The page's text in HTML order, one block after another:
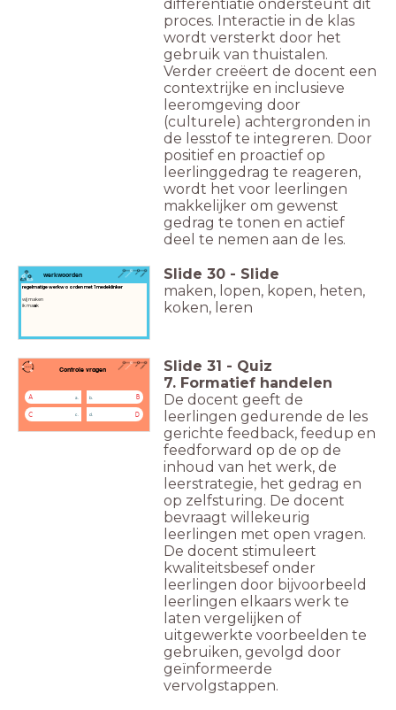
differentiatie ondersteunt dit
proces. Interactie in de klas
wordt versterkt door het
gebruik van thuistalen.
Verder creëert de docent een
contextrijke en inclusieve
leeromgeving door
(culturele) achtergronden in
de lesstof te integreren. Door
positief en proactief op
leerlinggedrag te reageren,
wordt het voor leerlingen
makkelijker om gewenst
gedrag te tonen en actief
deel te nemen aan de les.
werkwoorden
regelmatige werkwoorden met 1 medeklinker
wij maken
ik maak
Slide 30 - Slide
maken, lopen, kopen, heten,
koken, leren
Controle vragen
A a. B
b.
C c. D
d.
Slide 31 - Quiz
7. Formatief handelen
De docent geeft de
leerlingen gedurende de les
gerichte feedback, feedup en
feedforward op de op de
inhoud van het werk, de
leerstrategie, het gedrag en
op zelfsturing. De docent
bevraagt willekeurig
leerlingen met open vragen.
De docent stimuleert
kwaliteitsbesef onder
leerlingen door bijvoorbeeld
leerlingen elkaars werk te
laten vergelijken of
uitgewerkte voorbeelden te
gebruiken, gevolgd door
geïnformeerde
vervolgstappen.